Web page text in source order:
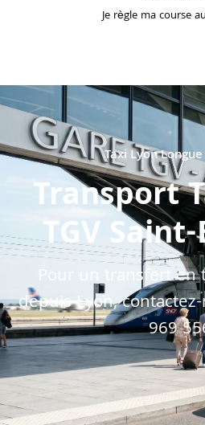
Je règle ma course
Taxi Lyon
Transport
TGV
Pour un transfert en
depuis Lyon,
969